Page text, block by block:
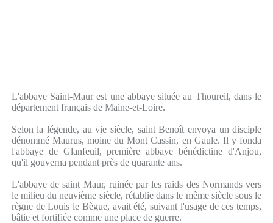
L'abbaye Saint-Maur est une abbaye située au Thoureil, dans le
département français de Maine-et-Loire.
Selon la légende, au vie siècle, saint Benoît envoya un disciple
dénommé Maurus, moine du Mont Cassin, en Gaule. Il y fonda
l'abbaye de Glanfeuil, première abbaye bénédictine d'Anjou,
qu'il gouverna pendant près de quarante ans.
L'abbaye de saint Maur, ruinée par les raids des Normands vers
le milieu du neuvième siècle, rétablie dans le même siècle sous le
règne de Louis le Bègue, avait été, suivant l'usage de ces temps,
bâtie et fortifiée comme une place de guerre.